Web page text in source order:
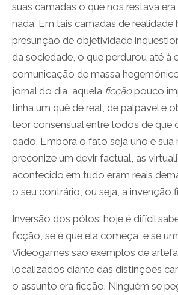
suas camadas o que nos restava
nada. Em tais camadas de realidade
presunção de objetividade
da sociedade, o que perdurou até à
comunicação de massa
jornal do dia, aquela ficçãopouco
tinha um quê de real, de palpável e
teor consensual entre todos de que
dado. Embora o fato seja uno e sua
preconize um devir factual, as
acontecido em tudo eram reais
o seu contrário, ou seja, a invenção
Inversão dos pólos: hoje é difícil
ficção, se é que ela começa, e se
Videogames são exemplos de
localizados diante das distinções
o assunto era ficção. Ninguém se